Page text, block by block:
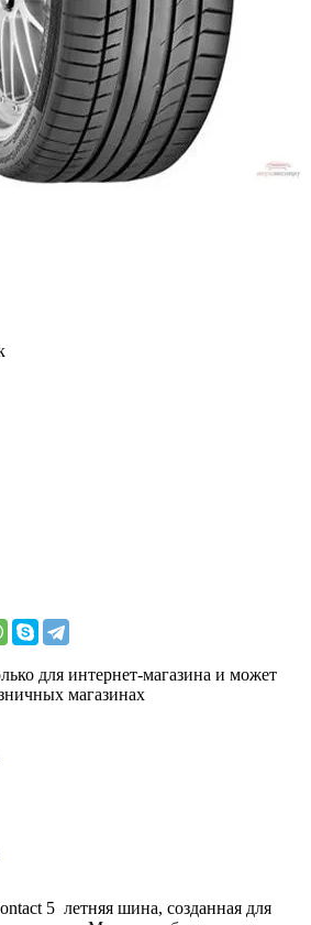
для интернет-магазина и может
магазинах
5 летняя шина, созданная для